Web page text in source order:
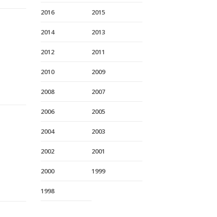
2016 2015
2014 2013
2012 2011
2010 2009
2008 2007
2006 2005
2004 2003
2002 2001
2000 1999
1998